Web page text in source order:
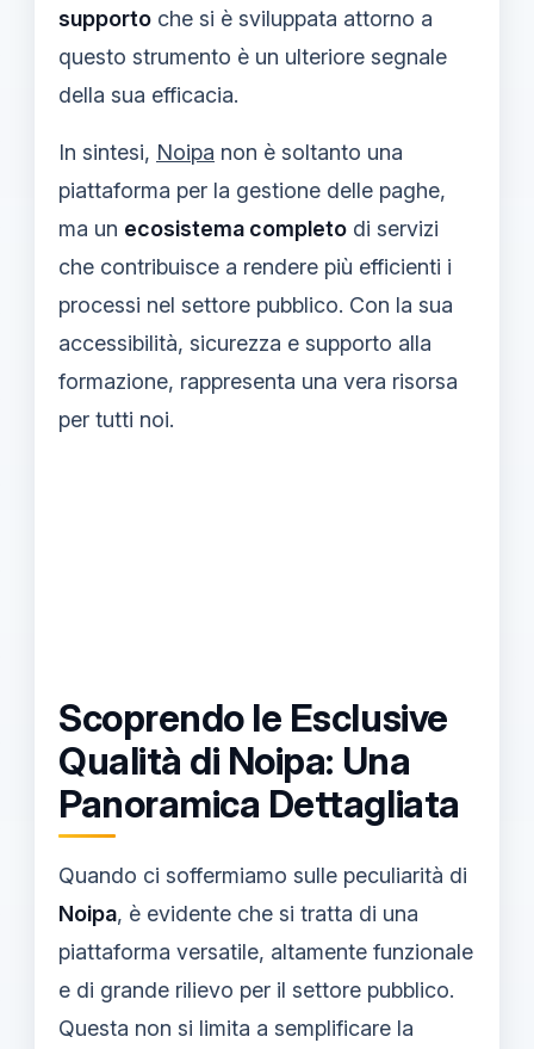
supporto che si è sviluppata attorno a
questo strumento è un ulteriore segnale
della sua efficacia.
In sintesi, Noipa non è soltanto una
piattaforma per la gestione delle paghe,
ma un ecosistema completo di servizi
che contribuisce a rendere più efficienti i
processi nel settore pubblico. Con la sua
accessibilità, sicurezza e supporto alla
formazione, rappresenta una vera risorsa
per tutti noi.
Scoprendo le Esclusive
Qualità di Noipa: Una
Panoramica Dettagliata
Quando ci soffermiamo sulle peculiarità di
Noipa, è evidente che si tratta di una
piattaforma versatile, altamente funzionale
e di grande rilievo per il settore pubblico.
Questa non si limita a semplificare la